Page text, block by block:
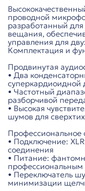
проводной
разработанный
вещания,
управления для
Комплектация и
Продвинутая
• Два
суперкардиоидной
• Частотный
разборчивой
• Высокая
шумов для
• Подключение:
соединения
• Питание:
• Переключатель
минимизации